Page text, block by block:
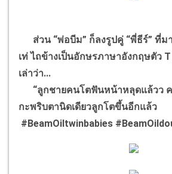
ส่วน “พ่อบีม” ก็ลงรูปคู่ “พี่ธีร์” ที่ม
เท่ ไถข้างเป็นอักษรภาษาอังกฤษตัว
เล่าว่า...
“ลูกชายคนโตฟันหน้าหลุดแล้วว ค
กะพริบตานิดเดียวลูกโตขึ้นอีกแล้ว
#BeamOiltwinbabies